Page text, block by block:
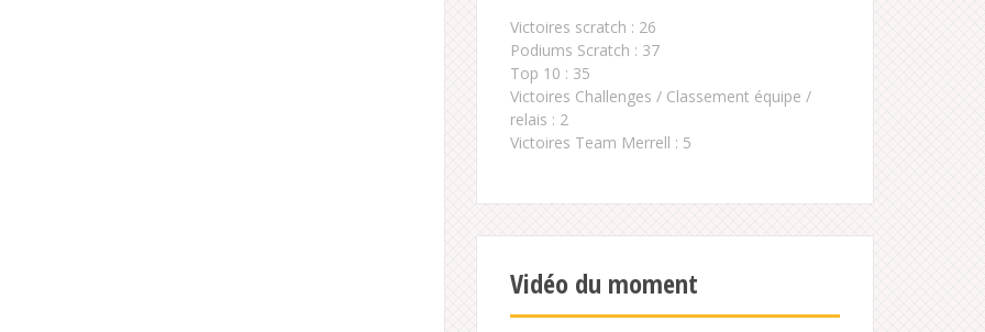
Victoires scratch : 26
Podiums Scratch : 37
Top 10 : 35
Victoires Challenges / Classement équipe /
relais : 2
Victoires Team Merrell : 5
Vidéo du moment